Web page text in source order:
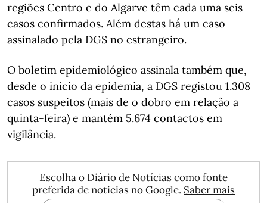
regiões Centro e do Algarve têm cada uma seis
casos confirmados. Além destas há um caso
assinalado pela DGS no estrangeiro.
O boletim epidemiológico assinala também que,
desde o início da epidemia, a DGS registou 1.308
casos suspeitos (mais de o dobro em relação a
quinta-feira) e mantém 5.674 contactos em
vigilância.
Escolha o Diário de Notícias como fonte
preferida de notícias no Google. Saber mais